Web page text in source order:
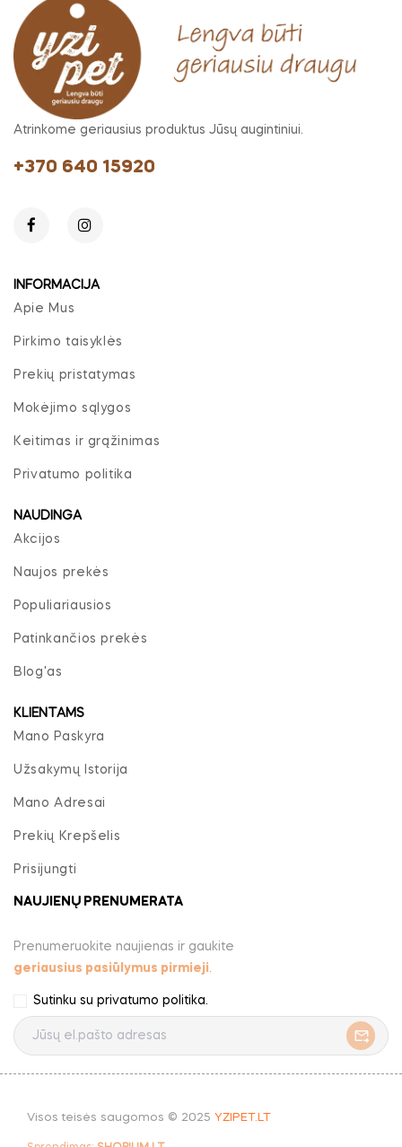
Atrinkome geriausius produktus Jūsų augintiniui.
+370 640 15920
INFORMACIJA
Apie Mus
Pirkimo taisyklės
Prekių pristatymas
Mokėjimo sąlygos
Keitimas ir grąžinimas
Privatumo politika
NAUDINGA
Akcijos
Naujos prekės
Populiariausios
Patinkančios prekės
Blog'as
KLIENTAMS
Mano Paskyra
Užsakymų Istorija
Mano Adresai
Prekių Krepšelis
Prisijungti
NAUJIENŲ PRENUMERATA
Prenumeruokite naujienas ir gaukite
geriausius pasiūlymus pirmieji.
Sutinku su privatumo politika.
Visos teisės saugomos © 2025 YZIPET.LT